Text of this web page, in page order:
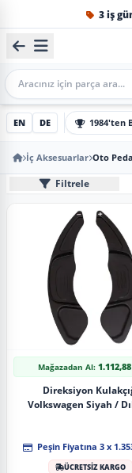
3 iş
1984'ten beri
Mobil Arama
EN DE 1984'ten
İç Aksesuarlar Oto
Oto Pedal Setleri
Filtrele
Mağazadan Al:
Direksiyon
Volkswagen Siyah /
Peşin Fiyatına 3 x
ÜCRETSİZ KARGO